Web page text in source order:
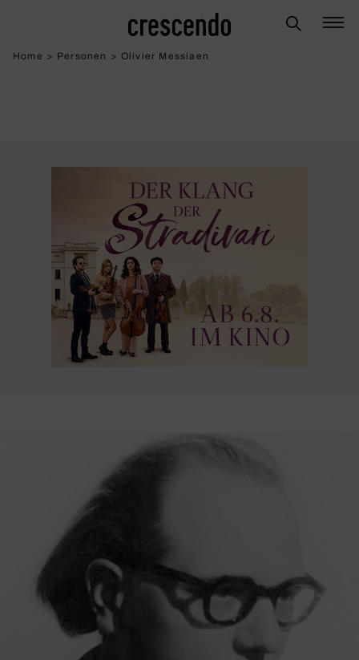
Home > Personen > Olivier Messiaen